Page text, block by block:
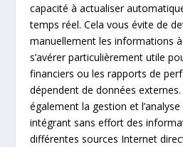
capacité à actualiser
temps réel. Cela vous évite de
manuellement les informations
s’avérer particulièrement utile
financiers ou les rapports de
dépendent de données
également la gestion et
intégrant sans effort des
différentes sources Internet